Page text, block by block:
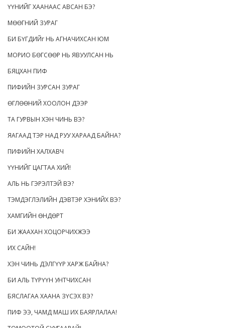
ҮҮНИЙГ ХААНААС АВСАН БЭ?
МӨӨГНИЙ ЗУРАГ
БИ БҮГДИЙг НЬ АГНАЧИХСАН ЮМ
МОРИО БӨГСӨӨР НЬ ЯВУУЛСАН НЬ
БЯЦХАН ПИФ
ПИФИЙН ЗУРСАН ЗУРАГ
ӨГЛӨӨНИЙ ХООЛОН ДЭЭР
ТА ГУРВЫН ХЭН ЧИНЬ ВЭ?
ЯАГААД ТЭР НАД РУУ ХАРААД БАЙНА?
ПИФИЙН ХАЛХАВЧ
ҮҮНИЙГ ЦАГТАА ХИЙ!
АЛЬ НЬ ГЭРЭЛТЭЙ ВЭ?
ТЭМДЭГЛЭЛИЙН ДЭВТЭР ХЭНИЙХ ВЭ?
ХАМГИЙН ӨНДӨРТ
БИ ЖААХАН ХОЦОРЧИХЖЭЭ
ИХ САЙН!
ХЭН ЧИНЬ ДЭЛГҮҮР ХАРЖ БАЙНА?
БИ АЛЬ ТҮРҮҮН УНТЧИХСАН
БЯСЛАГАА ХААНА ЗҮСЭХ ВЭ?
ПИФ ЭЭ, ЧАМД МАШ ИХ БАЯРЛАЛАА!